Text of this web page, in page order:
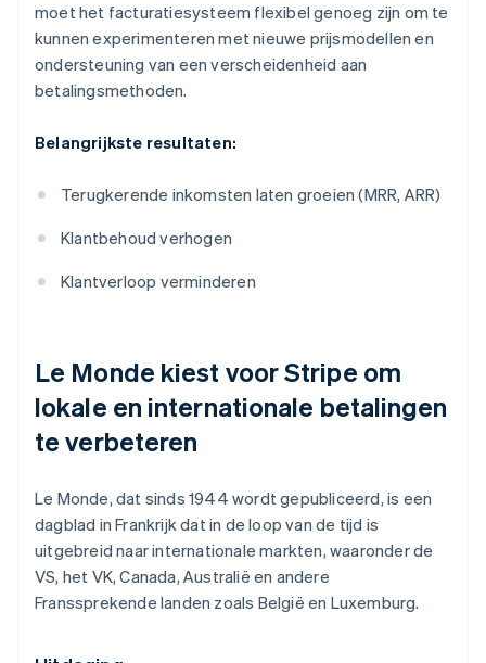
moet het facturatiesysteem flexibel genoeg zijn om te
kunnen experimenteren met nieuwe prijsmodellen en
ondersteuning van een verscheidenheid aan
betalingsmethoden.
Belangrijkste resultaten:
Terugkerende inkomsten laten groeien (MRR, ARR)
Klantbehoud verhogen
Klantverloop verminderen
Le Monde kiest voor Stripe om
lokale en internationale betalingen
te verbeteren
Le Monde, dat sinds 1944 wordt gepubliceerd, is een
dagblad in Frankrijk dat in de loop van de tijd is
uitgebreid naar internationale markten, waaronder de
VS, het VK, Canada, Australië en andere
Franssprekende landen zoals België en Luxemburg.